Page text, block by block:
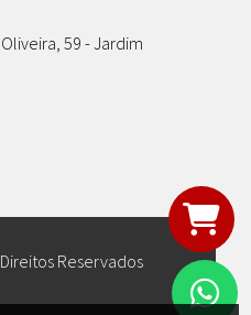
59 - Jardim
Reservados